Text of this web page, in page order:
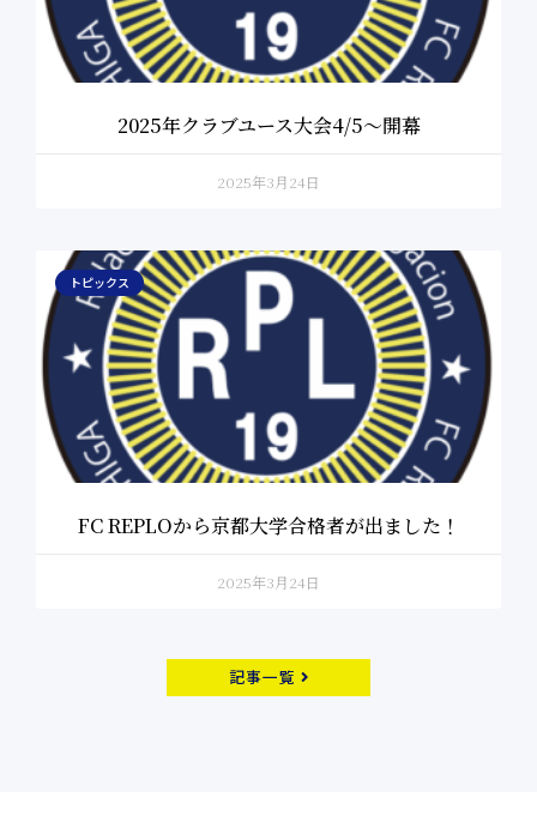
2025年クラブユース大会4/5〜開幕
2025年3月24日
トピックス
FC REPLOから京都大学合格者が出ました！
2025年3月24日
記事一覧